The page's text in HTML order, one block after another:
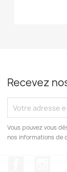
Recevez
Vous pouvez vous
nos informations de